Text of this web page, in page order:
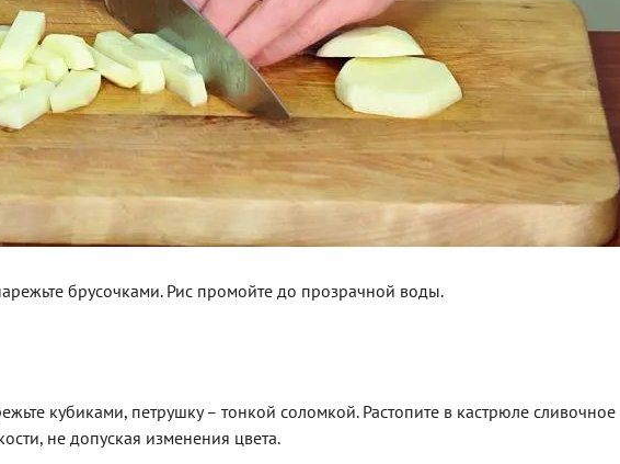
брусочками. Рис промойте до прозрачной воды.
кубиками, петрушку – тонкой соломкой. Растопите в кастрюле сливочное
не допуская изменения цвета.